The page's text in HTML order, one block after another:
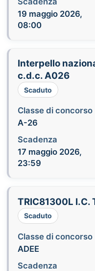
19 maggio 2026,
08:00
Interpello
c.d.c. A026
Scaduto
Classe di concorso
A-26
Scadenza
17 maggio 2026,
23:59
TRIC81300L I.C.
Scaduto
Classe di concorso
ADEE
Scadenza